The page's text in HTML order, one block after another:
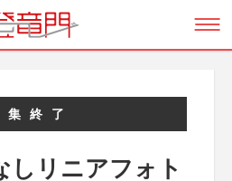
集終了
しリニアフォト